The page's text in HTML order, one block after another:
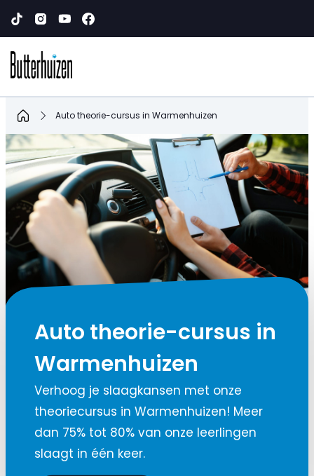
Home Auto theorie-cursus in Warmenhuizen
Auto theorie-cursus in
Warmenhuizen
Verhoog je slaagkansen met onze
theoriecursus in Warmenhuizen! Meer
dan 75% tot 80% van onze leerlingen
slaagt in één keer.